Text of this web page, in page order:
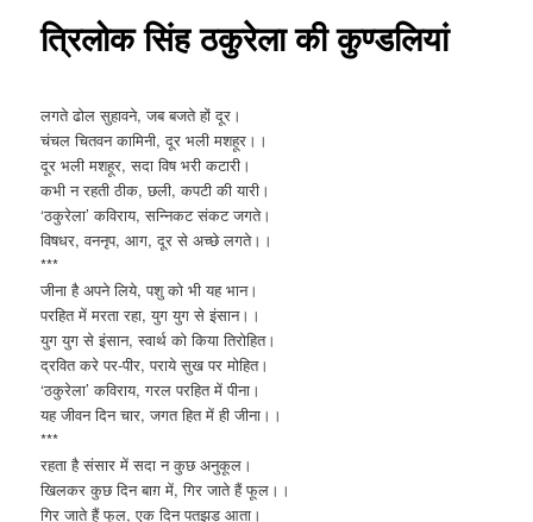
त्रिलोक सिंह ठकुरेला की कुण्डलियां
लगते ढोल सुहावने, जब बजते हों दूर।
चंचल चितवन कामिनी, दूर भली मशहूर।।
दूर भली मशहूर, सदा विष भरी कटारी।
कभी न रहती ठीक, छली, कपटी की यारी।
‘ठकुरेला’ कविराय, सन्निकट संकट जगते।
विषधर, वननृप, आग, दूर से अच्छे लगते।।
***
जीना है अपने लिये, पशु को भी यह भान।
परहित में मरता रहा, युग युग से इंसान।।
युग युग से इंसान, स्वार्थ को किया तिरोहित।
द्रवित करे पर-पीर, पराये सुख पर मोहित।
‘ठकुरेला’ कविराय, गरल परहित में पीना।
यह जीवन दिन चार, जगत हित में ही जीना।।
***
रहता है संसार में सदा न कुछ अनुकूल।
खिलकर कुछ दिन बाग़ में, गिर जाते हैं फूल।।
गिर जाते हैं फूल, एक दिन पतझड़ आता।